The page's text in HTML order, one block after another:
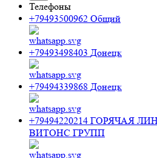
Телефоны
+79493500962 Общий
+79493498403 Донецк
+79494339868 Донецк
+79494220214 ГОРЯЧАЯ
ВИТОНС ГРУПП